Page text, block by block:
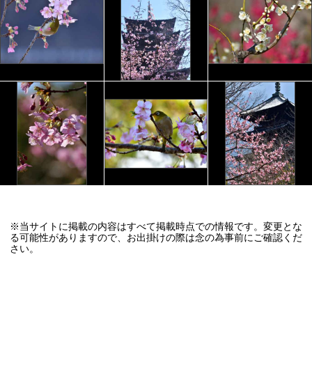
※当サイトに掲載の内容はすべて掲載時点での情報です。変更とな
る可能性がありますので、お出掛けの際は念の為事前にご確認くだ
さい。